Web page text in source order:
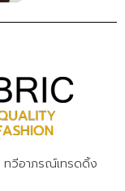
ทวีอาภรณ์เทรดดิ้ง